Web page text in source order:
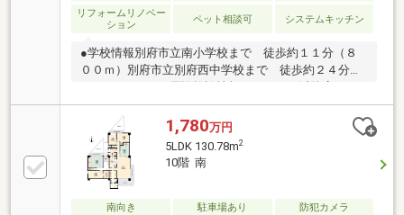
リフォームリノベー
ション
ペット相談可 システムキッチン
●学校情報別府市立南小学校まで 徒歩約１１分（８
００ｍ）別府市立別府西中学校まで 徒歩約２４分
で 徒歩約４分（３００ｍ）ファミリーマート別府浜
町店まで 徒歩約５分（４００ｍ）●ハザードマップ
情報当物件は洪水ハザードマップにおいて、０．５ｍ
未満の浸水想定区域と家屋倒壊等氾濫想定区域に含ま
れています。＼メールで新着物件をお届け！／不動産
売買は『株式会社いふう』にお任せ！土日祝日も営業
1,780万円
5LDK 130.78m2
10階 南
南向き 駐車場あり
防犯カメラ